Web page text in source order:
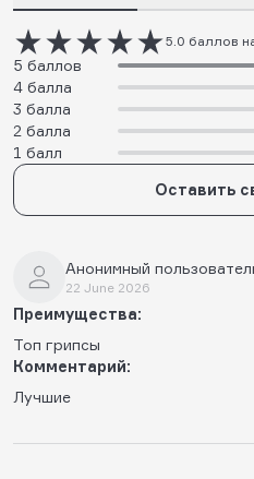
5.0 баллов
5 баллов
4 балла
3 балла
2 балла
1 балл
Оставить
Анонимный
22 June 2026
Преимущества:
Топ грипсы
Комментарий:
Лучшие